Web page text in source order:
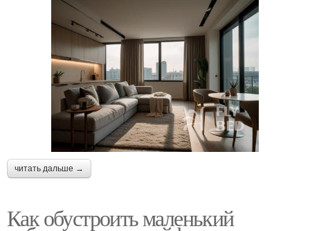
читать дальше →
Как обустроить маленький